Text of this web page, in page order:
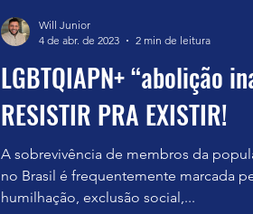
LGBTQIAPN+ “abolição
RESISTIR PRA EXISTIR!
A sobrevivência de membros da
no Brasil é frequentemente marcada
humilhação, exclusão social,...
Will Junior
4 de abr. de 2023
2 min de leitura